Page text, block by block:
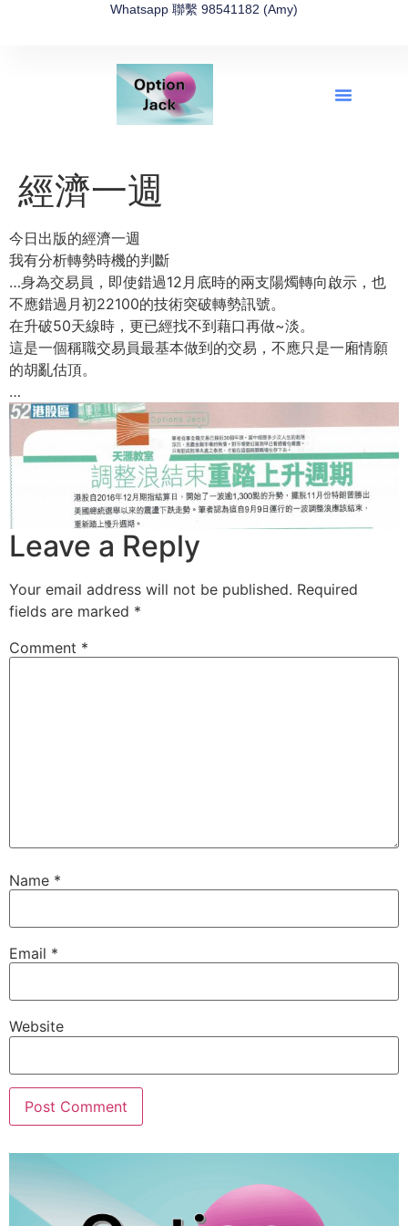
Whatsapp 聯繫 98541182 (Amy)
經濟一週
今日出版的經濟一週
我有分析轉勢時機的判斷
…身為交易員，即使錯過12月底時的兩支陽燭轉向啟示，也
不應錯過月初22100的技術突破轉勢訊號。
在升破50天線時，更已經找不到藉口再做~淡。
這是一個稱職交易員最基本做到的交易，不應只是一廂情願
的胡亂估頂。
…
Leave a Reply
Your email address will not be published. Required
fields are marked *
Comment *
Name *
Email *
Website